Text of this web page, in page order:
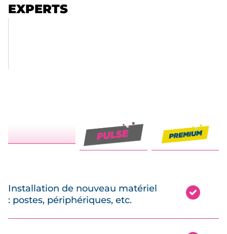
EXPERTS
Installation de nouveau matériel
: postes, périphériques, etc.